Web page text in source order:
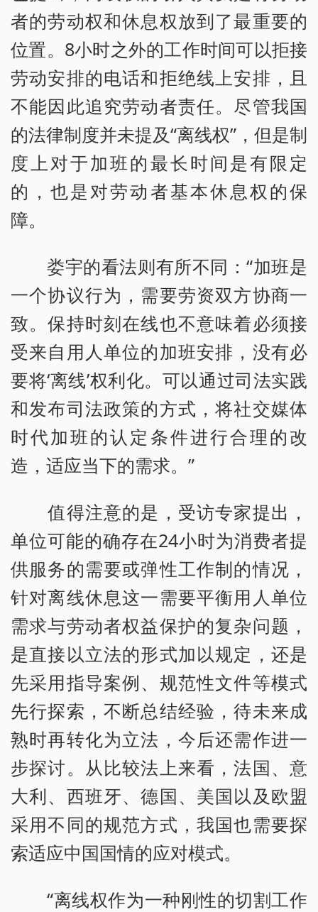
者的劳动权和休息权放到了最重要的
位置。8小时之外的工作时间可以拒接
劳动安排的电话和拒绝线上安排，且
不能因此追究劳动者责任。尽管我国
的法律制度并未提及“离线权”，但是制
度上对于加班的最长时间是有限定
的，也是对劳动者基本休息权的保
障。
娄宇的看法则有所不同：“加班是
一个协议行为，需要劳资双方协商一
致。保持时刻在线也不意味着必须接
受来自用人单位的加班安排，没有必
要将‘离线’权利化。可以通过司法实践
和发布司法政策的方式，将社交媒体
时代加班的认定条件进行合理的改
造，适应当下的需求。”
值得注意的是，受访专家提出，
单位可能的确存在24小时为消费者提
供服务的需要或弹性工作制的情况，
针对离线休息这一需要平衡用人单位
需求与劳动者权益保护的复杂问题，
是直接以立法的形式加以规定，还是
先采用指导案例、规范性文件等模式
先行探索，不断总结经验，待未来成
熟时再转化为立法，今后还需作进一
步探讨。从比较法上来看，法国、意
大利、西班牙、德国、美国以及欧盟
采用不同的规范方式，我国也需要探
索适应中国国情的应对模式。
“离线权作为一种刚性的切割工作